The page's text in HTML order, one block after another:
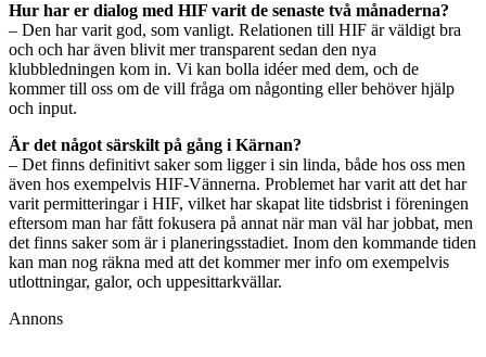
Hur har er dialog med HIF varit de senaste två månaderna?
– Den har varit god, som vanligt. Relationen till HIF är väldigt bra
och och har även blivit mer transparent sedan den nya
klubbledningen kom in. Vi kan bolla idéer med dem, och de
kommer till oss om de vill fråga om någonting eller behöver hjälp
och input.
Är det något särskilt på gång i Kärnan?
– Det finns definitivt saker som ligger i sin linda, både hos oss men
även hos exempelvis HIF-Vännerna. Problemet har varit att det har
varit permitteringar i HIF, vilket har skapat lite tidsbrist i föreningen
eftersom man har fått fokusera på annat när man väl har jobbat, men
det finns saker som är i planeringsstadiet. Inom den kommande tiden
kan man nog räkna med att det kommer mer info om exempelvis
utlottningar, galor, och uppesittarkvällar.
Annons